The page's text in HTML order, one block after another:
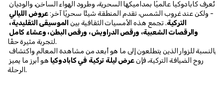
- ولكن عند غروب الشمس، تقدم المنطقة شيئًا سحريًا آخر:
التركية. تجمع هذه الأمسيات الثقافية بين
والرقصات الشعبية، ورقص الدراويش، ورقص البطن، وعشاء كامل
لتجربة مثيرة حقًا.
روح الضيافة التركية، فإن عرض ليلة تركية في كابادوكيا
الرحلة.